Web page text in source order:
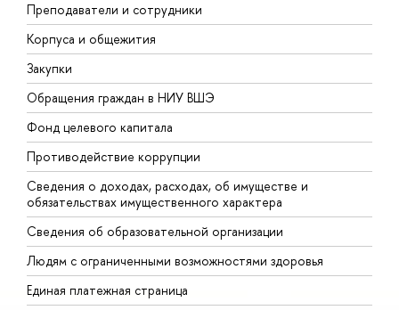
Преподаватели и сотрудники
Корпуса и общежития
Закупки
Обращения граждан в НИУ ВШЭ
Фонд целевого капитала
Противодействие коррупции
Сведения о доходах, расходах, об имуществе и
обязательствах имущественного характера
Сведения об образовательной организации
Людям с ограниченными возможностями здоровья
Единая платежная страница